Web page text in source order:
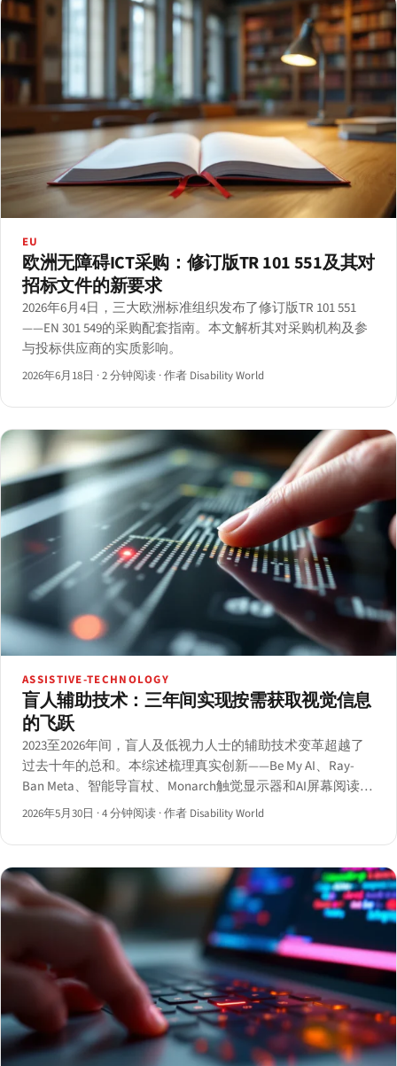
EU
欧洲无障碍ICT采购：修订版TR 101 551及其对
招标文件的新要求
2026年6月4日，三大欧洲标准组织发布了修订版TR 101 551
——EN 301 549的采购配套指南。本文解析其对采购机构及参
与投标供应商的实质影响。
2026年6月18日 ·2 分钟阅读 ·作者 Disability World
ASSISTIVE-TECHNOLOGY
盲人辅助技术：三年间实现按需获取视觉信息
的飞跃
2023至2026年间，盲人及低视力人士的辅助技术变革超越了
过去十年的总和。本综述梳理真实创新——Be My AI、Ray-
Ban Meta、智能导盲杖、Monarch触觉显示器和AI屏幕阅读器
——分析各项技术的实际效果与现存局限。
2026年5月30日 ·4 分钟阅读 ·作者 Disability World